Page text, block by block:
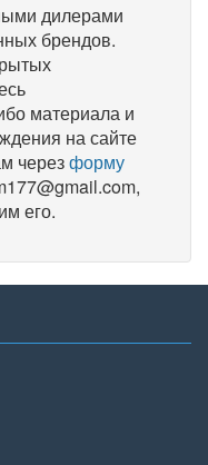
дилерами
брендов.
материала и
на сайте
черезформу
его.